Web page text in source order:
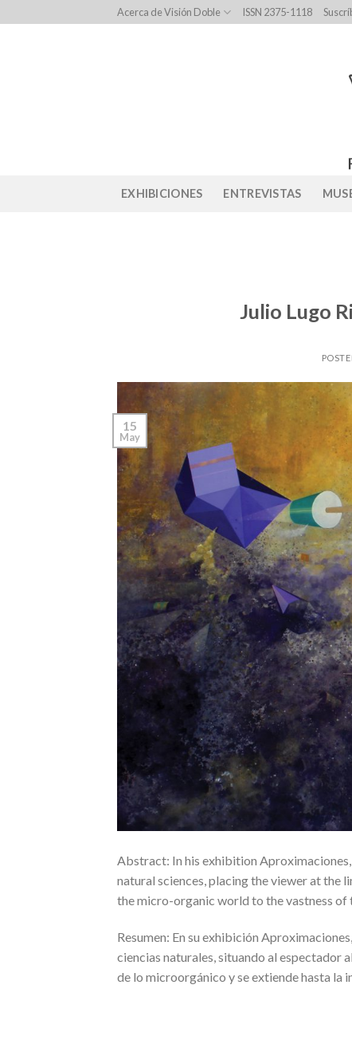
to
Acerca de Visión Doble ISSN 2375-1118
EXHIBICIONES ENTREVISTAS
Julio Lugo
15
May
Abstract: In his exhibition
natural sciences, placing the viewer at
the micro-organic world to the vastness of
Resumen: En su exhibición
ciencias naturales, situando al espectador
de lo microorgánico y se extiende hasta la